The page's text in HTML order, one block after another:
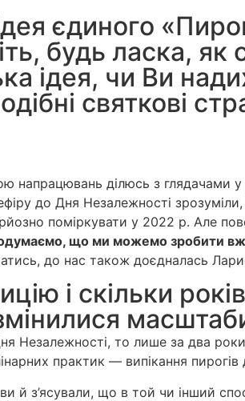
єдиного
будь ласка, як
ідея, чи Ви
святкові
ділюсь з глядачами у
до Дня Незалежності
поміркувати у 2022 р. Але
що ми можемо зробити вже
до нас також доєдналась
і скільки
масштаби
то лише за два
практик — випікання
й з’ясували, що в той чи інший